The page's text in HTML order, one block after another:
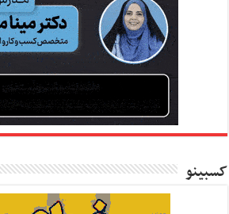
کسبینو